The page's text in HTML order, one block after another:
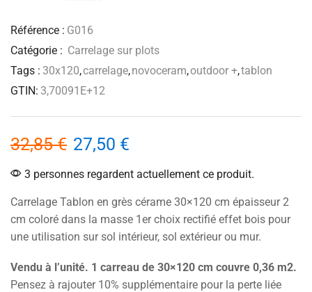
Référence : G016
Catégorie : Carrelage sur plots
Tags : 30x120,carrelage,novoceram,outdoor +,tablon
GTIN: 3,70091E+12
32,85€ 27,50 €
3 personnes regardent actuellement ce produit.
Carrelage Tablon en grès cérame 30×120 cm épaisseur 2
cm coloré dans la masse 1er choix rectifié effet bois pour
une utilisation sur sol intérieur, sol extérieur ou mur.
Vendu à l’unité. 1 carreau de 30×120 cm couvre 0,36 m2.
Pensez à rajouter 10% supplémentaire pour la perte liée